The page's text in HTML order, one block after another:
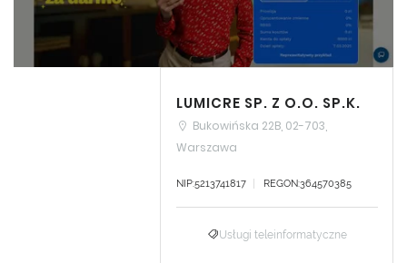
LUMICRE SP. Z O.O. SP.K.
Bukowińska 22B, 02-703,
Warszawa
NIP:5213741817 REGON:364570385
Usługi teleinformatyczne